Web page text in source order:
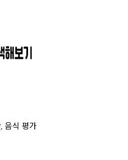
, 음식 평가